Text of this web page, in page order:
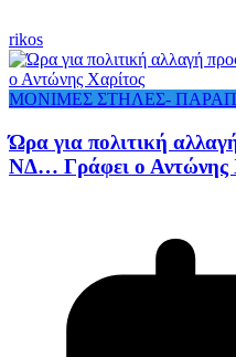
rikos
ΜΟΝΙΜΕΣ ΣΤΗΛΕΣ-
Ώρα για πολιτική
ΝΔ… Γράφει ο Αντώνης